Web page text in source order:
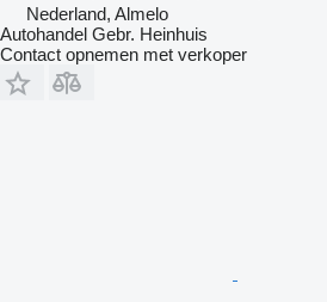
Nederland, Almelo
Autohandel Gebr. Heinhuis
Contact opnemen met verkoper